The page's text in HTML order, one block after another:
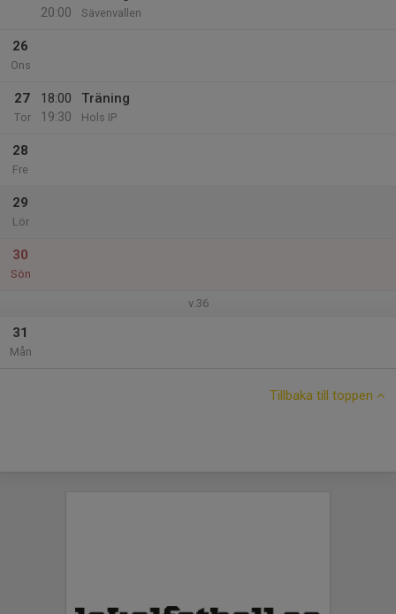
20:00
Sävenvallen
26
Ons
27
Tor
18:00
19:30
Träning
Hols IP
28
Fre
29
Lör
30
Sön
v.36
31
Mån
Tillbaka till toppen